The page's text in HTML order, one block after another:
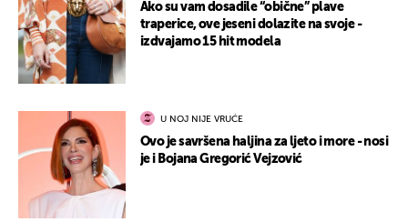
Ako su vam dosadile “obične” plave
traperice, ove jeseni dolazite na svoje -
izdvajamo 15 hit modela
U NOJ NIJE VRUĆE
Ovo je savršena haljina za ljeto i more - nosi
je i Bojana Gregorić Vejzović